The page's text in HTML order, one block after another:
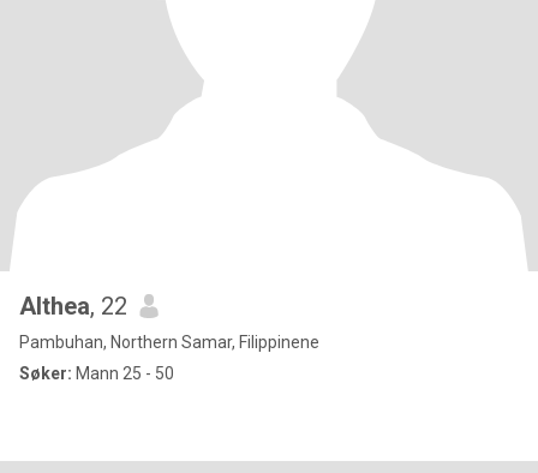
Althea, 22
Pambuhan, Northern Samar, Filippinene
Søker: Mann 25 - 50